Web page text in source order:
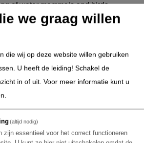
of water mammals and birds.
exploring this tributary filled with
to the Aturiá community.
river, with light-spotting of alligators
season)
we graag willen
die wij op deze website willen gebruiken
U heeft de leiding! Schakel de
in of uit. Voor meer informatie kunt u
(altijd nodig)
zijn essentieel voor het correct functioneren